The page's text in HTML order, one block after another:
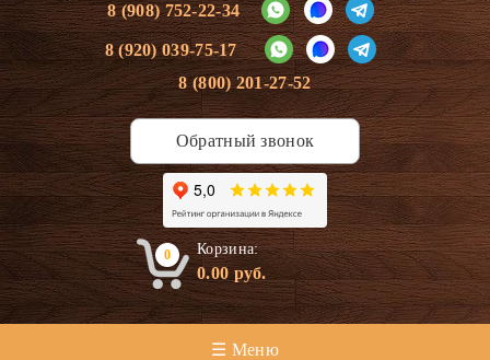
8 (908) 752-22-34
8 (920) 039-75-17
8 (800) 201-27-52
Обратный звонок
0 Корзина:
0.00руб.
☰ Меню